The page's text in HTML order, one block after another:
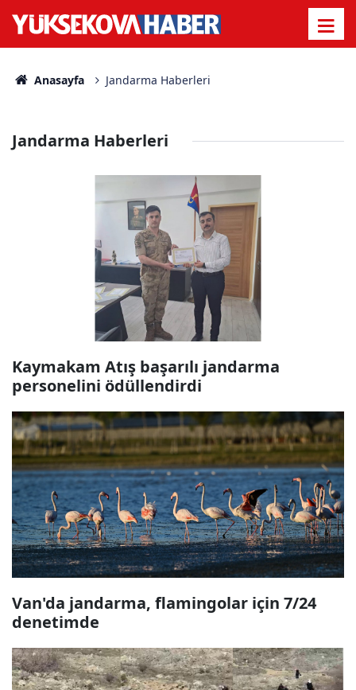
Anasayfa Jandarma Haberleri
Jandarma Haberleri
Kaymakam Atış başarılı jandarma
personelini ödüllendirdi
Van'da jandarma, flamingolar için 7/24
denetimde